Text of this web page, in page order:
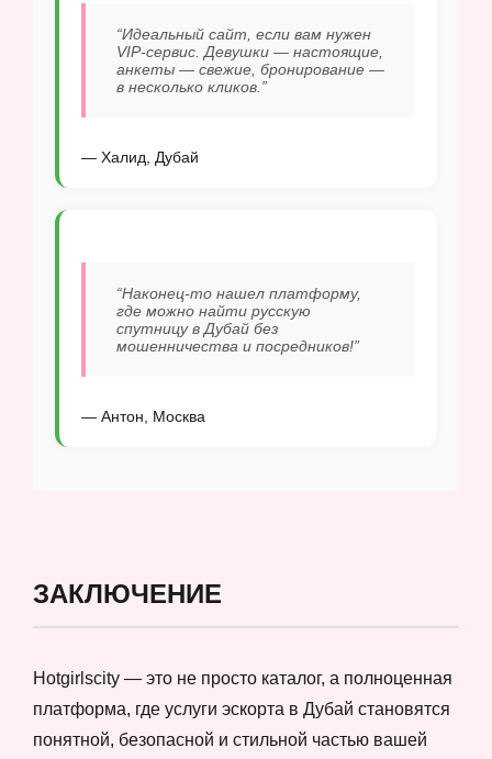
“Идеальный сайт, если вам нужен
VIP-сервис. Девушки — настоящие,
анкеты — свежие, бронирование —
в несколько кликов.”
— Халид, Дубай
“Наконец-то нашел платформу,
где можно найти русскую
спутницу в Дубай без
мошенничества и посредников!”
— Антон, Москва
ЗАКЛЮЧЕНИЕ
Hotgirlscity — это не просто каталог, а полноценная
платформа, где услуги эскорта в Дубай становятся
понятной, безопасной и стильной частью вашей